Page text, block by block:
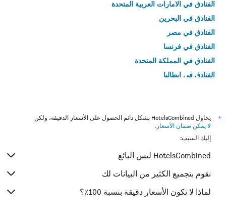
الفنادق في الامارات العربية المتحدة
الفنادق في البحرين
الفنادق في مصر
الفنادق في فرنسا
الفنادق في المملكة المتحدة
الفنادق في إيطاليا
*
يحاول HotelsCombined بشكل دائم الحصول على الأسعار الدقيقة، ولكن
لا يمكن ضمان الأسعار .
إليك السبب:
HotelsCombined ليس البائع
نقوم بتجميع الكثير من البيانات لك
لماذا لا تكون الأسعار دقيقة بنسبة 100٪؟